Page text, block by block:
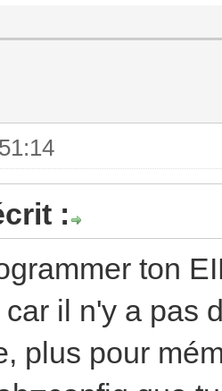
:
ton
il n'y a pas
plus pour